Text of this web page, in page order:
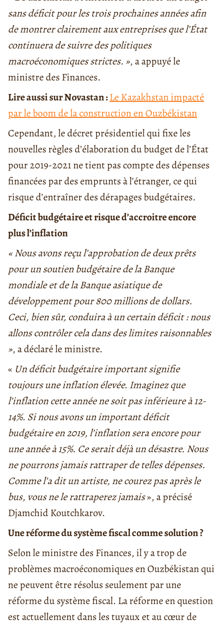
sans déficit pour les trois prochaines années afin
de montrer clairement aux entreprises que l’État
continuera de suivre des politiques
macroéconomiques strictes. », a appuyé le
ministre des Finances.
Lire aussi sur Novastan :Le Kazakhstan impacté
par le boom de la construction en Ouzbékistan
Cependant, le décret présidentiel qui fixe les
nouvelles règles d’élaboration du budget de l’État
pour 2019-2021 ne tient pas compte des dépenses
financées par des emprunts à l’étranger, ce qui
risque d’entraîner des dérapages budgétaires.
Déficit budgétaire et risque d’accroitre encore
plus l’inflation
« Nous avons reçu l’approbation de deux prêts
pour un soutien budgétaire de la Banque
mondiale et de la Banque asiatique de
développement pour 800 millions de dollars.
Ceci, bien sûr, conduira à un certain déficit : nous
allons contrôler cela dans des limites raisonnables
», a déclaré le ministre.
« Un déficit budgétaire important signifie
toujours une inflation élevée. Imaginez que
l’inflation cette année ne soit pas inférieure à 12-
14%. Si nous avons un important déficit
budgétaire en 2019, l’inflation sera encore pour
une année à 15%. Ce serait déjà un désastre. Nous
ne pourrons jamais rattraper de telles dépenses.
Comme l’a dit un artiste, ne courez pas après le
bus, vous ne le rattraperez jamais», a précisé
Djamchid Koutchkarov.
Une réforme du système fiscal comme solution ?
Selon le ministre des Finances, il y a trop de
problèmes macroéconomiques en Ouzbékistan qui
ne peuvent être résolus seulement par une
réforme du système fiscal. La réforme en question
est actuellement dans les tuyaux et au cœur de